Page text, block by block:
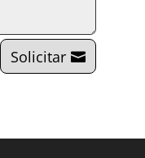
Solicitar